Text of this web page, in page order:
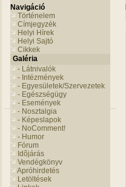
Navigáció
Történelem
Címjegyzék
Helyi Hírek
Helyi Sajtó
Cikkek
Galéria
- Látnivalók
- Intézmények
- Egyesületek/Szervezetek
- Egészségügy
- Események
- Nosztalgia
- Képeslapok
- NoComment!
- Humor
Fórum
Idõjárás
Vendégkönyv
Apróhirdetés
Letöltések